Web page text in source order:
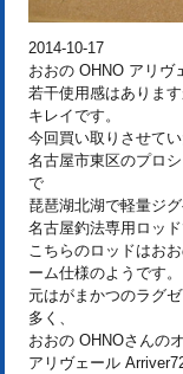
2014-10-17
おおの OHNO アリヴ
若干使用感はありま
キレイです。
今回買い取りさせて
名古屋市東区のプロ
で
琵琶湖北湖で軽量ジ
名古屋釣法専用ロッド
こちらのロッドはお
ーム仕様のようです。
元はがまかつのラグ
多く、
おおの OHNOさんの
アリヴェール